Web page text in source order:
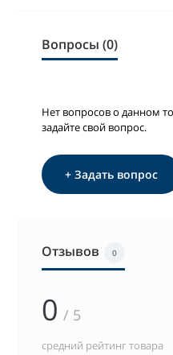
Вопросы (0)
Нет вопросов о данном
задайте свой вопрос.
+ Задать вопрос
Отзывов 0
0 / 5
средний рейтинг товара